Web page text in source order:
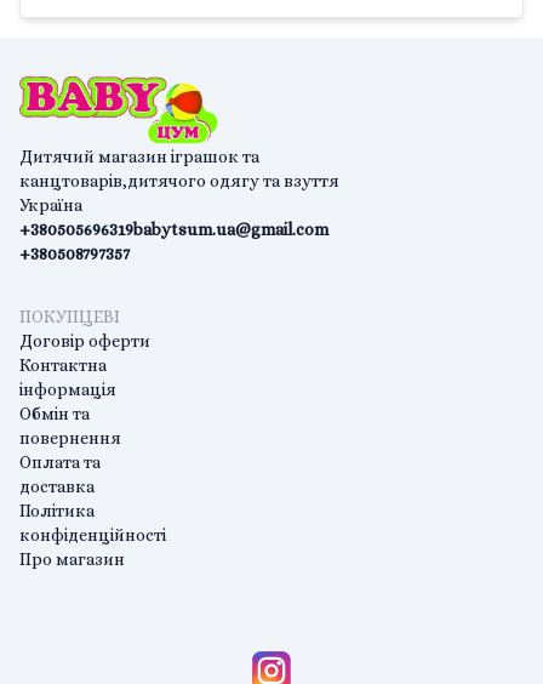
Дитячий магазин іграшок та
канцтоварів,дитячого одягу та взуття
Україна
+380505696319
+380508797357
babytsum.ua@gmail.com
ПОКУПЦЕВІ
Договір оферти
Контактна
інформація
Обмін та
повернення
Оплата та
доставка
Політика
конфіденційності
Про магазин